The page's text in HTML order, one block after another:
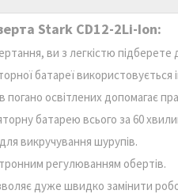
Stark CD12-2Li-Ion:
ви з легкістю
батареї використовується
освітлених допомагає
батарею всього за 60
викручування шурупів.
регулюванням обертів.
дуже швидко замінити